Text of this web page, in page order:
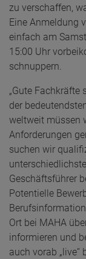
zu verschaffen,
Eine Anmeldung
einfach am
15:00 Uhr
schnuppern.
„Gute Fachkräfte
der
weltweit müssen
Anforderungen
suchen wir
Geschäftsführer
Potentielle
Ort bei MAHA
informieren und
auch vorab